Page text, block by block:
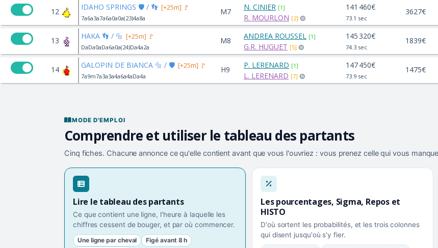
12 IDAHO SPRINGS 🛡️ / 👣 [+25m] 🚩
7a6a3a7a6a0a0a(23)4a8a
M7 N. CINIER [1]
R. MOURLON [2] 🟡
141 460€
73.1 sec
3627€
13 HAKA 👣 / 🔩 [+25m] 🚩
DaDa0aDa6a0a(24)Da4a2a
M8 ANDREA ROUSSEL [1]
G.R. HUGUET [5] 🟡
145 320€
74.3 sec
1839€
14 GALOPIN DE BIANCA 🔩 / 🛡️ [+25m] 🚩
7a9m7a3a3a4a6a4aDa4a
H9 P. LERENARD [1]
L. LERENARD [7] 🟡
147 450€
73.9 sec
1475€
MODE D'EMPLOI
Comprendre et utiliser le tableau des partants
Cinq fiches. Chacune annonce ce qu'elle contient avant que vous l'ouvriez : vous prenez celle qui vous
Lire le tableau des partants
Ce que contient une ligne, l'heure à laquelle les
chiffres cessent de bouger, et par où commencer.
Une ligne par cheval
Figé avant 8 h
Les pourcentages, Sigma, Repos et
HISTO
D'où sortent les probabilités, et les trois colonnes
qui disent jusqu'où s'y fier.